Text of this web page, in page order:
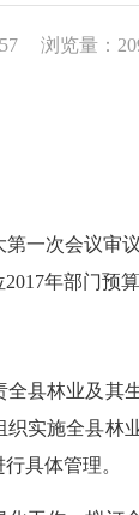
浏览量：
第一次会议
年部门预
县林业及其
实施全县林
具体管理。